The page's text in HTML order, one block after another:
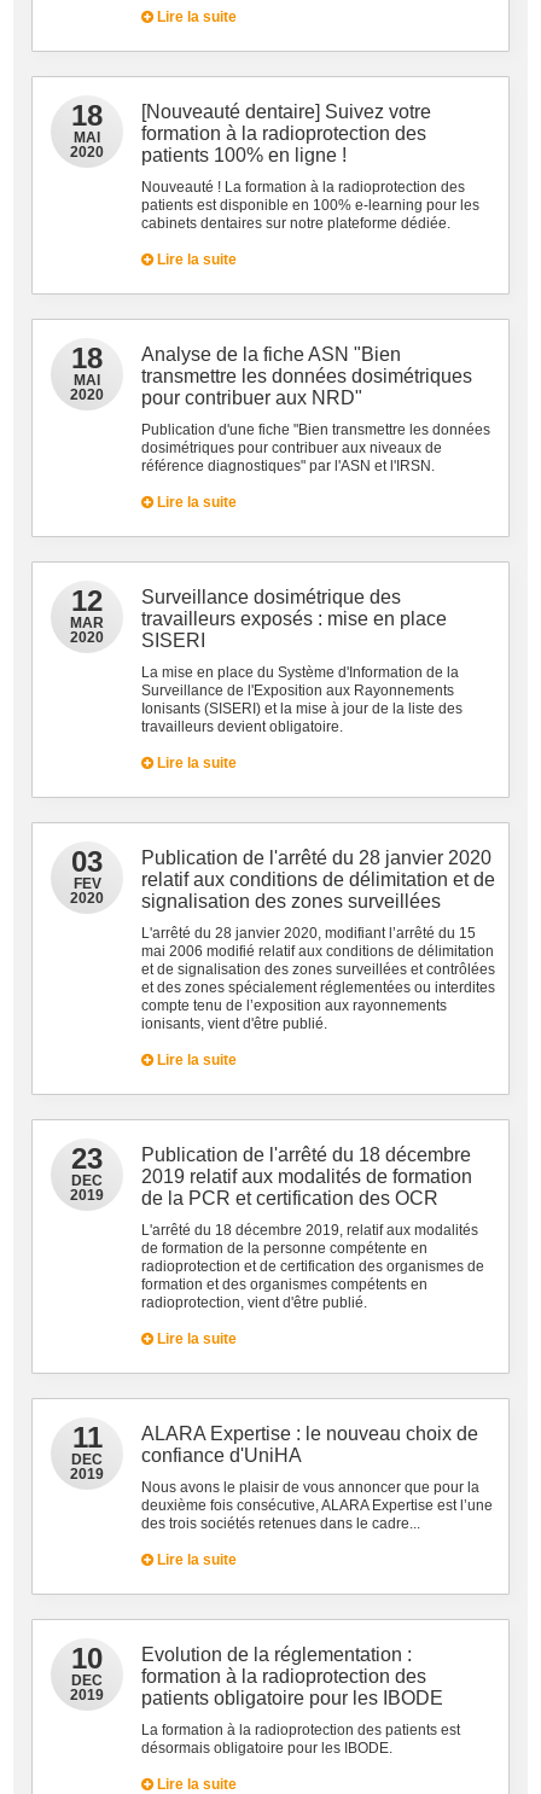
Lire la suite
18
MAI
2020
[Nouveauté dentaire] Suivez votre
formation à la radioprotection des
patients 100% en ligne !
Nouveauté ! La formation à la radioprotection des
patients est disponible en 100% e-learning pour les
cabinets dentaires sur notre plateforme dédiée.
Lire la suite
18
MAI
2020
Analyse de la fiche ASN "Bien
transmettre les données dosimétriques
pour contribuer aux NRD"
Publication d'une fiche "Bien transmettre les données
dosimétriques pour contribuer aux niveaux de
référence diagnostiques" par l'ASN et l'IRSN.
Lire la suite
12
MAR
2020
Surveillance dosimétrique des
travailleurs exposés : mise en place
SISERI
La mise en place du Système d'Information de la
Surveillance de l'Exposition aux Rayonnements
Ionisants (SISERI) et la mise à jour de la liste des
travailleurs devient obligatoire.
Lire la suite
03
FEV
2020
Publication de l'arrêté du 28 janvier 2020
relatif aux conditions de délimitation et de
signalisation des zones surveillées
L'arrêté du 28 janvier 2020, modifiant l’arrêté du 15
mai 2006 modifié relatif aux conditions de délimitation
et de signalisation des zones surveillées et contrôlées
et des zones spécialement réglementées ou interdites
compte tenu de l’exposition aux rayonnements
ionisants, vient d'être publié.
Lire la suite
23
DEC
2019
Publication de l'arrêté du 18 décembre
2019 relatif aux modalités de formation
de la PCR et certification des OCR
L'arrêté du 18 décembre 2019, relatif aux modalités
de formation de la personne compétente en
radioprotection et de certification des organismes de
formation et des organismes compétents en
radioprotection, vient d'être publié.
Lire la suite
11
DEC
2019
ALARA Expertise : le nouveau choix de
confiance d'UniHA
Nous avons le plaisir de vous annoncer que pour la
deuxième fois consécutive, ALARA Expertise est l’une
des trois sociétés retenues dans le cadre...
Lire la suite
10
DEC
2019
Evolution de la réglementation :
formation à la radioprotection des
patients obligatoire pour les IBODE
La formation à la radioprotection des patients est
désormais obligatoire pour les IBODE.
Lire la suite